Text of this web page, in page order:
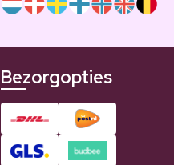
Bezorgopties